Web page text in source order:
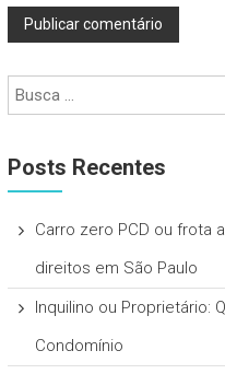
Posts Recentes
Carro zero PCD ou frota
direitos em São Paulo
Inquilino ou Proprietário:
Condomínio